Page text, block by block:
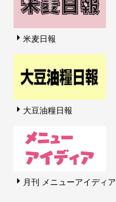
米麦日報
大豆油糧日報
月刊 メニューアイディア